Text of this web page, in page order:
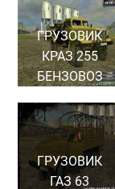
ГРУЗОВИК
КРАЗ 255
БЕНЗОВОЗ
ГРУЗОВИК
ГАЗ 63